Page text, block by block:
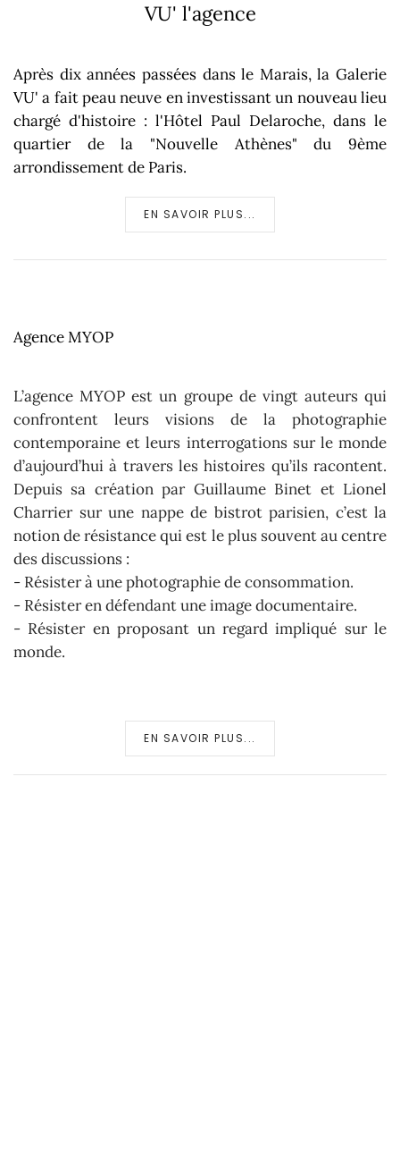
VU' l'agence
Après dix années passées dans le Marais, la Galerie
VU' a fait peau neuve en investissant un nouveau lieu
chargé d'histoire : l'Hôtel Paul Delaroche, dans le
quartier de la "Nouvelle Athènes" du 9ème
arrondissement de Paris.
EN SAVOIR PLUS...
Agence MYOP
L’agence MYOP est un groupe de vingt auteurs qui
confrontent leurs visions de la photographie
contemporaine et leurs interrogations sur le monde
d’aujourd’hui à travers les histoires qu’ils racontent.
Depuis sa création par Guillaume Binet et Lionel
Charrier sur une nappe de bistrot parisien, c’est la
notion de résistance qui est le plus souvent au centre
des discussions :
- Résister à une photographie de consommation.
- Résister en défendant une image documentaire.
- Résister en proposant un regard impliqué sur le
monde.
EN SAVOIR PLUS...